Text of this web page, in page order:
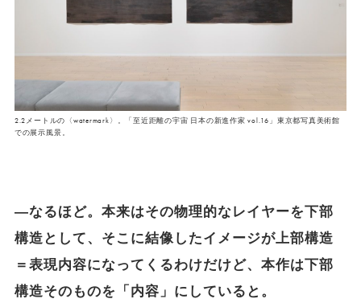
2.2メートルの〈watermark〉。「至近距離の宇宙 日本の新進作家 vol.16」東京都写真美術館
での展示風景。
―なるほど。本来はその物理的なレイヤーを下部
構造として、そこに結像したイメージが上部構造
＝表現内容になってくるわけだけど、本作は下部
構造そのものを「内容」にしていると。